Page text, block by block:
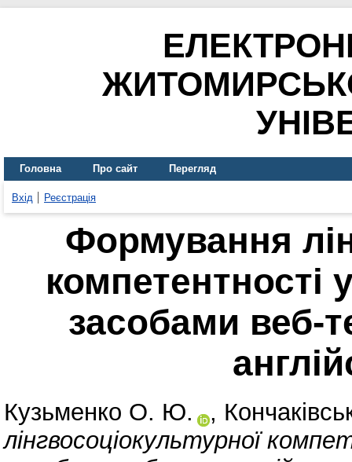
Головна Про сайт Перегляд
Вхід Реєстрація
Формування
компетентності
засобами веб-
Кузьменко О. Ю. ,
лінгвосоціокультурної